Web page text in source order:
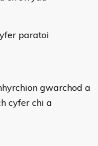
paratoi
gwarchod a
cyfer chi a